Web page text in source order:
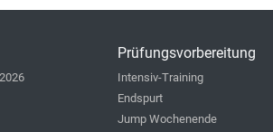
Prüfungsvorbereitung
Intensiv-Training
Endspurt
Jump Wochenende